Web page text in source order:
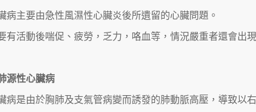
病主要由急性風濕性心臟炎後所遺留的心臟問題。
有活動後喘促、疲勞，乏力，咯血等，情況嚴重者還會出
源性心臟病
病是由於胸肺及支氣管病變而誘發的肺動脈高壓，導致以